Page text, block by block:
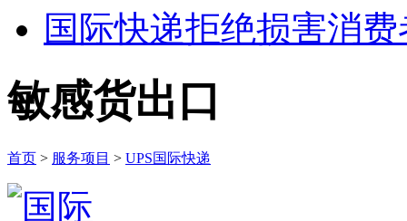
国际快递拒绝损害消
敏感货出口
首页 > 服务项目 > UPS国际快递